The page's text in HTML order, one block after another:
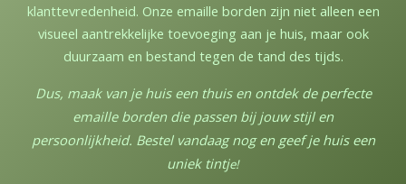
klanttevredenheid. Onze emaille borden zijn niet alleen een
visueel aantrekkelijke toevoeging aan je huis, maar ook
duurzaam en bestand tegen de tand des tijds.
Dus, maak van je huis een thuis en ontdek de perfecte
emaille borden die passen bij jouw stijl en
persoonlijkheid. Bestel vandaag nog en geef je huis een
uniek tintje!